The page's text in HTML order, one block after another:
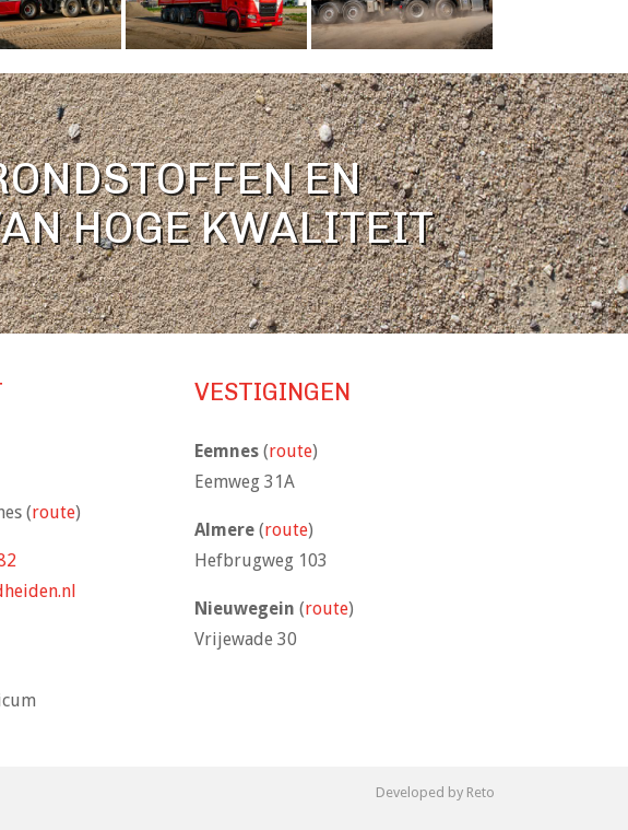
EN
HOGE KWALITEIT
(route)
VESTIGINGEN
Eemnes (route)
Eemweg 31A
Almere (route)
Hefbrugweg 103
Nieuwegein (route)
Vrijewade 30
Developed by Reto